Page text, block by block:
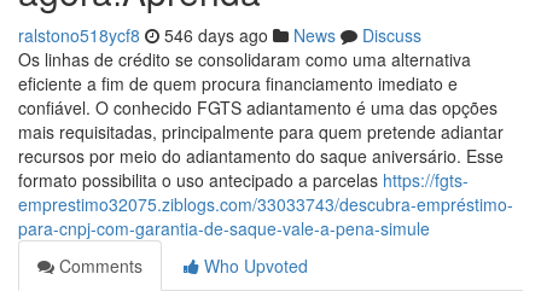
ralstono518ycf8 546 days ago News
Discuss
Os linhas de crédito se consolidaram como uma alternativa
eficiente a fim de quem procura financiamento imediato e
confiável. O conhecido FGTS adiantamento é uma das opções
mais requisitadas, principalmente para quem pretende adiantar
recursos por meio do adiantamento do saque aniversário. Esse
formato possibilita o uso antecipado a parcelas https://fgts-
emprestimo32075.ziblogs.com/33033743/descubra-empréstimo-
para-cnpj-com-garantia-de-saque-vale-a-pena-simule
Comments
Who Upvoted